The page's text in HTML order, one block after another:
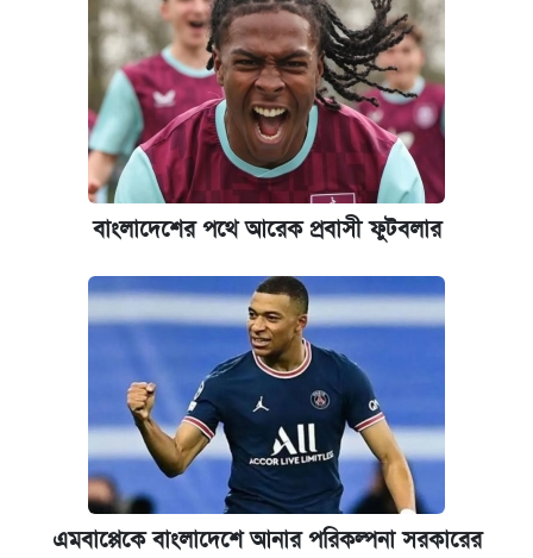
দেশের বাজারে ফের বেড়েছে সোনার দাম
ঢাবির সূর্যসেন হলে সমকামিতার অভিযোগে দুইজন
আটক
ভাতা-উপবৃত্তির আবেদন শুরু, জেনে নিন পদ্ধতি
‘গুলশানের চামেলি’ তে যৌনকর্মীর দালাল অ্যাডলফ
আজ শুক্রবার রাজধানীর যেসব মার্কেট-দোকানপাট
কবে শুরু হচ্ছে ঢাবির ভর্তি আবেদন, জানাল কর্তৃপক্ষ
বাংলাদেশের পথে আরেক প্রবাসী ফুটবলার
এমবাপ্পেকে বাংলাদেশে আনার পরিকল্পনা সরকারের